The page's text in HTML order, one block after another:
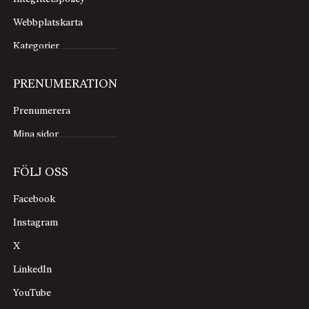
Webbplatskarta
Kategorier
PRENUMERATION
Prenumerera
Mina sidor
FÖLJ OSS
Facebook
Instagram
X
LinkedIn
YouTube